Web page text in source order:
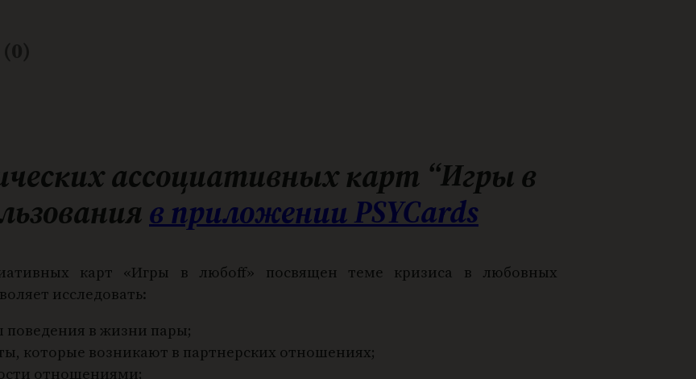
ы
л
б
f
ассоциативных карт “Игры в
в приложении PSYCards
карт «Игры в любоff» посвящен теме кризиса в любовных
исследовать:
в жизни пары;
которые возникают в партнерских отношениях;
отношениями;